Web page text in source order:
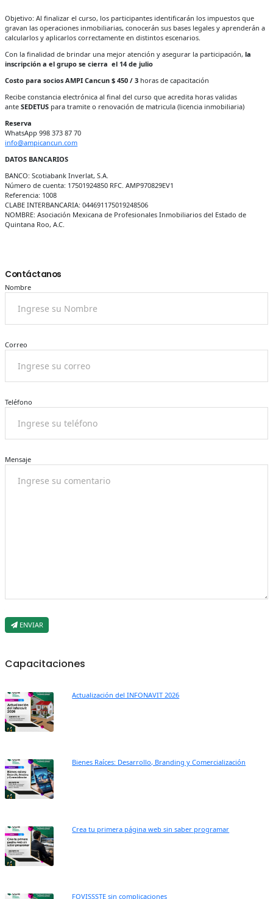
Objetivo: Al finalizar el curso, los participantes identificarán los impuestos que
gravan las operaciones inmobiliarias, conocerán sus bases legales y aprenderán a
calcularlos y aplicarlos correctamente en distintos escenarios.
Con la finalidad de brindar una mejor atención y asegurar la participación, la
inscripción a el grupo se cierra el 14 de julio
Costo para socios AMPI Cancun $ 450 / 3 horas de capacitación
Recibe constancia electrónica al final del curso que acredita horas validas
anteSEDETUS para tramite o renovación de matricula (licencia inmobiliaria)
Reserva
WhatsApp 998 373 87 70
info@ampicancun.com
DATOS BANCARIOS
BANCO: Scotiabank Inverlat, S.A.
Número de cuenta: 17501924850 RFC. AMP970829EV1
Referencia: 1008
CLABE INTERBANCARIA: 044691175019248506
NOMBRE: Asociación Mexicana de Profesionales Inmobiliarios del Estado de
Quintana Roo, A.C.
Contáctanos
Nombre
Correo
Teléfono
Mensaje
ENVIAR
Capacitaciones
Actualización del INFONAVIT 2026
Bienes Raíces: Desarrollo, Branding y Comercialización
Crea tu primera página web sin saber programar
FOVISSSTE sin complicaciones